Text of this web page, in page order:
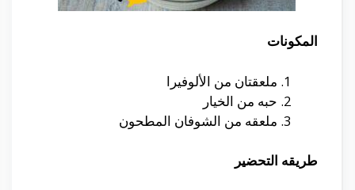
المكونات
ملعقتان من الألوفيرا
حبه من الخيار
ملعقه من الشوفان المطحون
طريقه التحضير